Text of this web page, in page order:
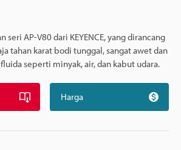
seri AP-V80 dari KEYENCE, yang dirancang
tahan karat bodi tunggal, sangat awet dan
seperti minyak, air, dan kabut udara.
Harga